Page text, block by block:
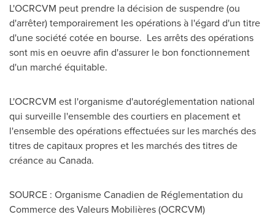
L'OCRCVM peut prendre la décision de suspendre (ou
d'arrêter) temporairement les opérations à l'égard d'un titre
d'une société cotée en bourse. Les arrêts des opérations
sont mis en oeuvre afin d'assurer le bon fonctionnement
d'un marché équitable.
L'OCRCVM est l'organisme d'autoréglementation national
qui surveille l'ensemble des courtiers en placement et
l'ensemble des opérations effectuées sur les marchés des
titres de capitaux propres et les marchés des titres de
créance au Canada.
SOURCE : Organisme Canadien de Réglementation du
Commerce des Valeurs Mobilières (OCRCVM)